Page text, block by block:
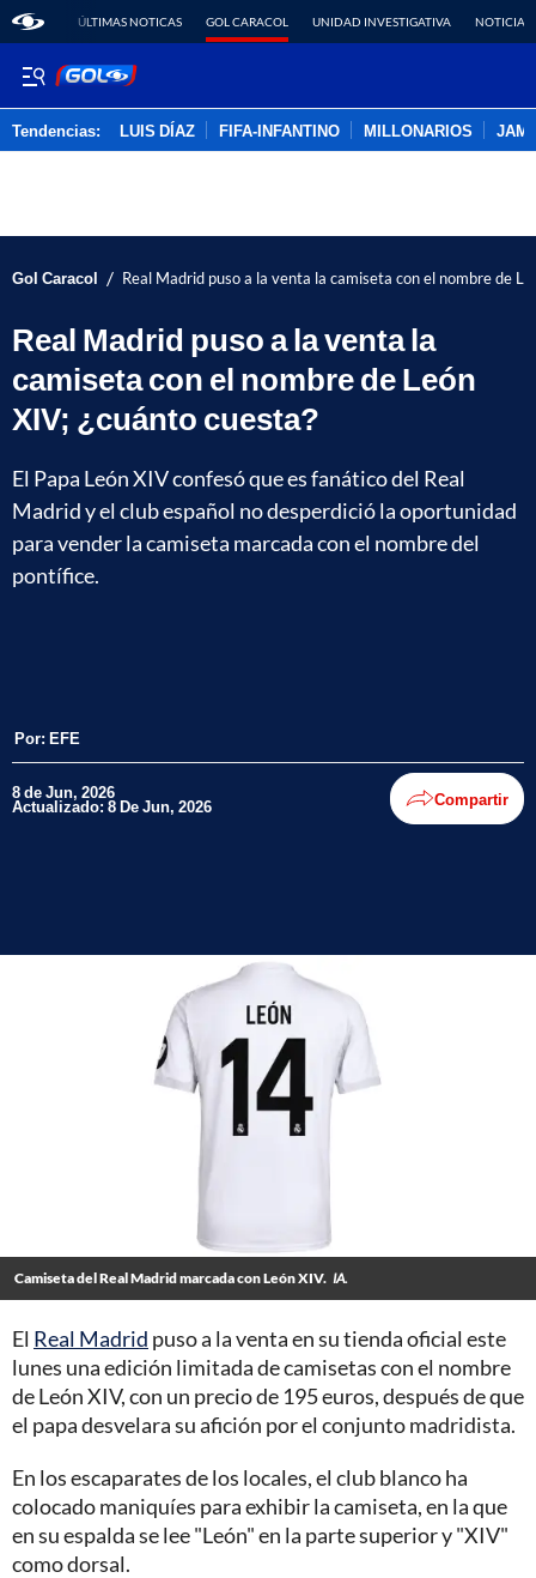
ÚLTIMAS NOTICAS GOL CARACOL UNIDAD INVESTIGATIVA NOTICIAS
Tendencias: LUIS DÍAZ FIFA-INFANTINO MILLONARIOS
Gol Caracol / Real Madrid puso a la venta la camiseta con el nombre de
Real Madrid puso a la venta la
camiseta con el nombre de León
XIV; ¿cuánto cuesta?
El Papa León XIV confesó que es fanático del Real
Madrid y el club español no desperdició la oportunidad
para vender la camiseta marcada con el nombre del
pontífice.
Por: EFE
8 de Jun, 2026
Actualizado: 8 De Jun, 2026 Compartir
Camiseta del Real Madrid marcada con León XIV. IA.
El Real Madrid puso a la venta en su tienda oficial este
lunes una edición limitada de camisetas con el nombre
de León XIV, con un precio de 195 euros, después de que
el papa desvelara su afición por el conjunto madridista.
En los escaparates de los locales, el club blanco ha
colocado maniquíes para exhibir la camiseta, en la que
en su espalda se lee "León" en la parte superior y "XIV"
como dorsal.